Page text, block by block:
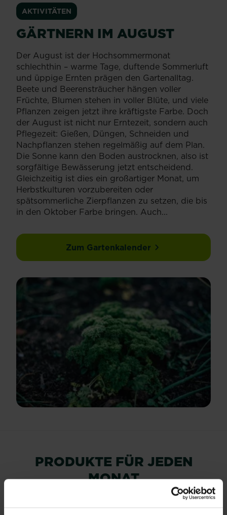
AKTIVITÄTEN
GÄRTNERN IM AUGUST
Der August ist der Hochsommermonat
schlechthin – warme Tage, duftende Sommerluft
und üppige Ernten prägen den Gartenalltag.
Beete und Beerensträucher hängen voller
Früchte, Blumen stehen in voller Blüte, und viele
Pflanzen zeigen jetzt ihre kräftigste Farbe. Doch
der August ist nicht nur Erntezeit, sondern auch
Pflegezeit: Gießen, Düngen, Schneiden und
Nachpflanzen stehen regelmäßig auf dem Plan.
Die Sonne kann den Boden austrocknen, also ist
sorgfältige Bewässerung jetzt entscheidend.
Gleichzeitig ist dies ein großartiger Monat, um
Herbstkulturen vorzubereiten oder
spätsommerliche Zierpflanzen zu setzen, die bis
in den Oktober Farbe bringen. Auch...
Zum Gartenkalender
PRODUKTE FÜR JEDEN
MONAT
Im Garten und im Haus hat jeder Monat